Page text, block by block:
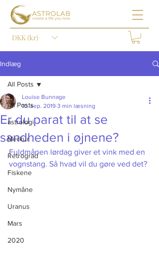
DKK (kr)
Indlæg
All Posts
astrologi
Merkur
Retrograd
Fiskene
Nymåne
Uranus
Mars
2020
All Posts
Er du parat til at se
sandheden i øjnene?
Louise Bunnage
10. sep. 2019 3 min læsning
Fuldmånen lørdag giver et vink med en
vognstang. Så hvad vil du gøre ved det?